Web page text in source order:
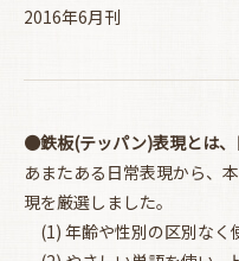
2016年6月刊
●鉄板(テッパン)表現とは
あまたある日常表現から、
現を厳選しました。
(1) 年齢や性別の区別なく